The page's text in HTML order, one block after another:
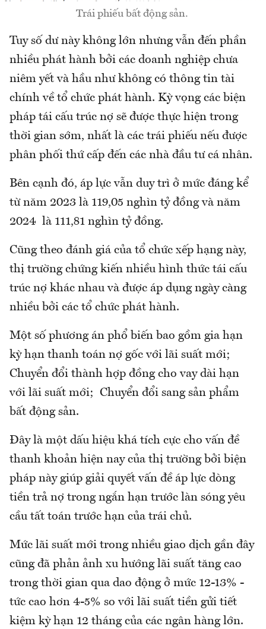
Trái phiếu bất động sản.
Tuy số dư này không lớn nhưng vẫn đến phần
nhiều phát hành bởi các doanh nghiệp chưa
niêm yết và hầu như không có thông tin tài
chính về tổ chức phát hành. Kỳ vọng các biện
pháp tái cấu trúc nợ sẽ được thực hiện trong
thời gian sớm, nhất là các trái phiếu nếu được
phân phối thứ cấp đến các nhà đầu tư cá nhân.
Bên cạnh đó, áp lực vẫn duy trì ở mức đáng kể
từ năm 2023 là 119,05 nghìn tỷ đồng và năm
2024 là 111,81 nghìn tỷ đồng.
Cũng theo đánh giá của tổ chức xếp hạng này,
thị trường chứng kiến nhiều hình thức tái cấu
trúc nợ khác nhau và được áp dụng ngày càng
nhiều bởi các tổ chức phát hành.
Một số phương án phổ biến bao gồm gia hạn
kỳ hạn thanh toán nợ gốc với lãi suất mới;
Chuyển đổi thành hợp đồng cho vay dài hạn
với lãi suất mới; Chuyển đổi sang sản phẩm
bất động sản.
Đây là một dấu hiệu khá tích cực cho vấn đề
thanh khoản hiện nay của thị trường bởi biện
pháp này giúp giải quyết vấn đề áp lực dòng
tiền trả nợ trong ngắn hạn trước làn sóng yêu
cầu tất toán trước hạn của trái chủ.
Mức lãi suất mới trong nhiều giao dịch gần đây
cũng đã phản ảnh xu hướng lãi suất tăng cao
trong thời gian qua dao động ở mức 12-13% -
tức cao hơn 4-5% so với lãi suất tiền gửi tiết
kiệm kỳ hạn 12 tháng của các ngân hàng lớn.